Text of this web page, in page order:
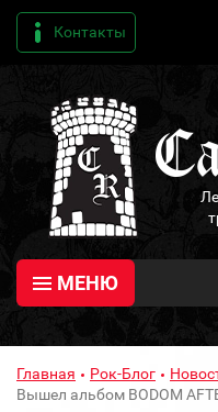
Контакты
МЕНЮ
Главная Рок-Блог
Вышел альбом BODOM